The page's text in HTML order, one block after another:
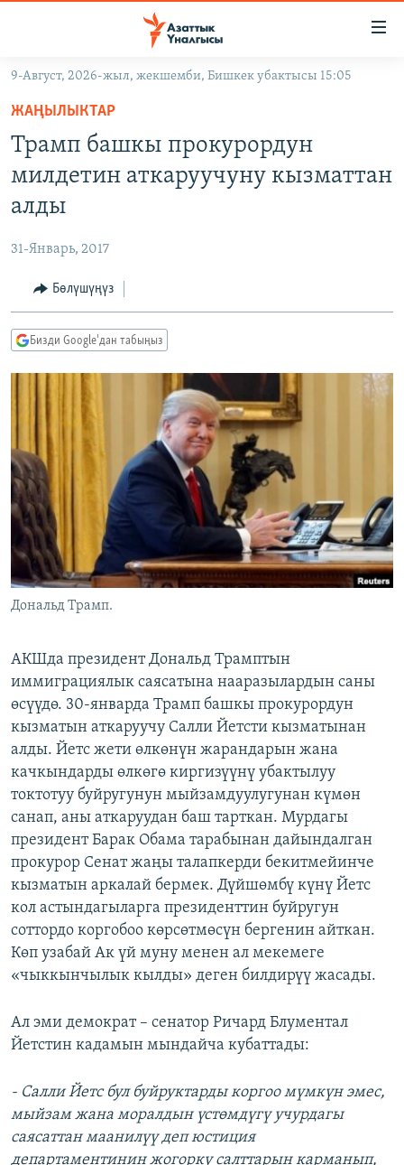
Навигацияга
өтүңүз
Издөөгө
салыңыз
КЫРГЫЗСТАН
МАДАНИЯТ
ДҮЙНӨ
ТВ ПРОГРАММАЛАР
БҮГҮН АЗАТТЫКТА
ДАНИСТЕ
ЭЖЕ-СИҢДИЛЕР
АЗАТТЫК+
ЫҢГАЙСЫЗ СУРООЛОР
ПОДКАСТ
Русский
ОНЛАЙН ШЕРИНЕ
ЭЕ/АРнун бардык сайттары
9-Август, 2026-жыл, жекшемби, Бишкек убактысы 15:05
ЖАҢЫЛЫКТАР
Трамп башкы прокурордун
милдетин аткаруучуну кызматтан
алды
31-Январь, 2017
Бөлүшүңүз
Бизди Google'дан табыңыз
Дональд Трамп.
АКШда президент Дональд Трамптын
иммиграциялык саясатына нааразылардын саны
өсүүдө. 30-январда Трамп башкы прокурордун
кызматын аткаруучу Салли Йетсти кызматынан
алды. Йетс жети өлкөнүн жарандарын жана
качкындарды өлкөгө киргизүүнү убактылуу
токтотуу буйругунун мыйзамдуулугунан күмөн
санап, аны аткаруудан баш тарткан. Мурдагы
президент Барак Обама тарабынан дайындалган
прокурор Сенат жаңы талапкерди бекитмейинче
кызматын аркалай бермек. Дүйшөмбү күнү Йетс
кол астындагыларга президенттин буйругун
соттордо коргобоо көрсөтмөсүн бергенин айткан.
Көп узабай Ак үй муну менен ал мекемеге
«чыккынчылык кылды» деген билдирүү жасады.
Ал эми демократ – сенатор Ричард Блументал
Йетстин кадамын мындайча кубаттады:
- Салли Йетс бул буйруктарды коргоо мүмкүн эмес,
мыйзам жана моралдын үстөмдүгү учурдагы
саясаттан маанилүү деп юстиция
департаментинин жогорку салттарын карманып,